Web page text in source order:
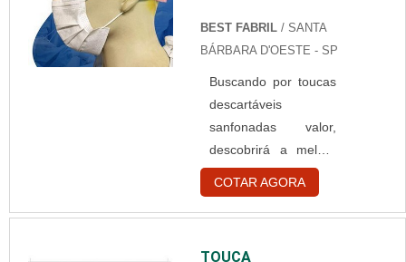
BEST FABRIL / SANTA
BÁRBARA D'OESTE - SP
Buscando por toucas
descartáveis
sanfonadas valor,
descobrirá a melhor
empresa do
segmento.
Elaborando um
COTAR AGORA
TOUCA